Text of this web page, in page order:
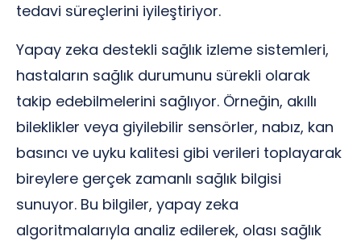
tedavi süreçlerini iyileştiriyor.
Yapay zeka destekli sağlık izleme sistemleri,
hastaların sağlık durumunu sürekli olarak
takip edebilmelerini sağlıyor. Örneğin, akıllı
bileklikler veya giyilebilir sensörler, nabız, kan
basıncı ve uyku kalitesi gibi verileri toplayarak
bireylere gerçek zamanlı sağlık bilgisi
sunuyor. Bu bilgiler, yapay zeka
algoritmalarıyla analiz edilerek, olası sağlık